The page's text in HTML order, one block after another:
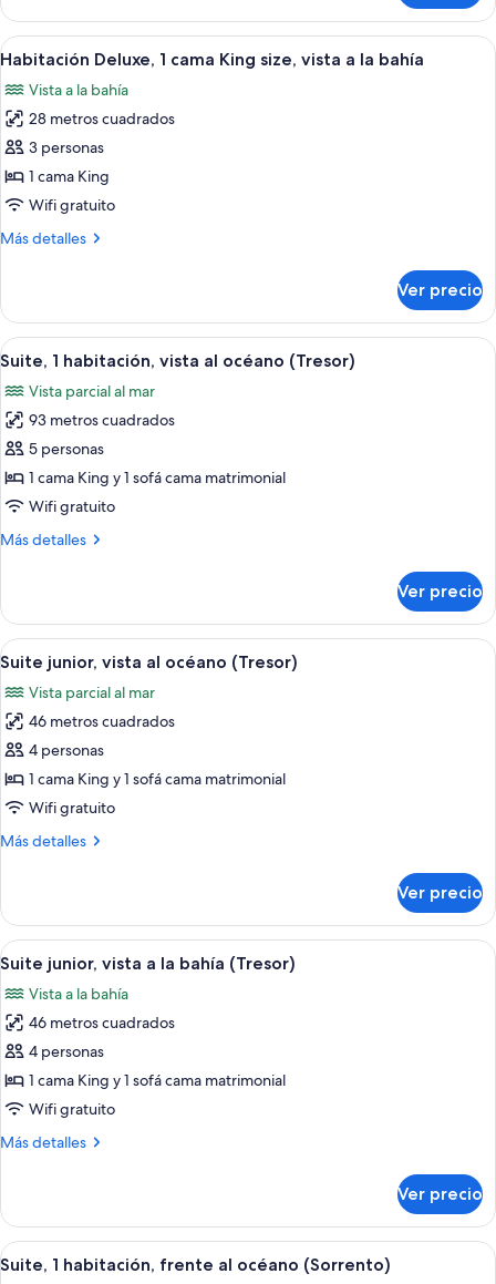
al
océano
1
cama
King
vista
al
océano
Abrir
todas
las
fotos
de
Habitación
Deluxe,
cama
vista
a
bahía
Habitación de hotel con una cama
2
Habitación Deluxe, 1 cama King size, vista a la bahía
Vista a la bahía
28 metros cuadrados
3 personas
1 cama King
Wifi gratuito
Más detalles
Más
Deluxe,
cama
size,
vista
la
bahía
Ver precio
Abrir
todas
las
fotos
de
Suite,
1
vista
(Tresor)
Habitación de hotel con una cama
5
Suite, 1 habitación, vista al océano (Tresor)
Vista parcial al mar
93 metros cuadrados
5 personas
1 cama King y 1 sofá cama matrimonial
Wifi gratuito
Más detalles
Más
1
habitación,
vista
océano
(Tresor)
Ver precio
Abrir
todas
las
fotos
de
Suite
junior,
al
Habitación de hotel con cama,
2
Suite junior, vista al océano (Tresor)
Vista parcial al mar
46 metros cuadrados
4 personas
1 cama King y 1 sofá cama matrimonial
Wifi gratuito
Más detalles
Más
junior,
vista
al
océano
(Tresor)
Ver precio
Abrir
todas
las
fotos
de
Suite
junior,
a
(Tresor)
Habitación de hotel con una cama
2
Suite junior, vista a la bahía (Tresor)
Vista a la bahía
46 metros cuadrados
4 personas
1 cama King y 1 sofá cama matrimonial
Wifi gratuito
Más detalles
Más
junior,
vista
a
Ver precio
Abrir
todas
Habitación de hotel con una mesa
2
Suite, 1 habitación, frente al océano (Sorrento)